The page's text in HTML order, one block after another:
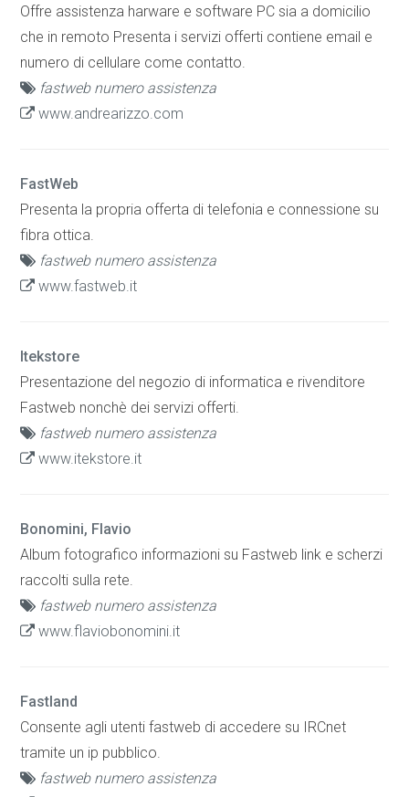
Offre assistenza harware e software PC sia a domicilio
che in remoto Presenta i servizi offerti contiene email e
numero di cellulare come contatto.
fastweb numero assistenza
www.andrearizzo.com
FastWeb
Presenta la propria offerta di telefonia e connessione su
fibra ottica.
fastweb numero assistenza
www.fastweb.it
Itekstore
Presentazione del negozio di informatica e rivenditore
Fastweb nonchè dei servizi offerti.
fastweb numero assistenza
www.itekstore.it
Bonomini, Flavio
Album fotografico informazioni su Fastweb link e scherzi
raccolti sulla rete.
fastweb numero assistenza
www.flaviobonomini.it
Fastland
Consente agli utenti fastweb di accedere su IRCnet
tramite un ip pubblico.
fastweb numero assistenza